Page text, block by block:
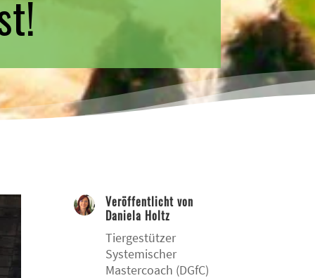
Veröffentlicht von
Daniela Holtz
Tiergestützer
Systemischer
Mastercoach (DGfC)